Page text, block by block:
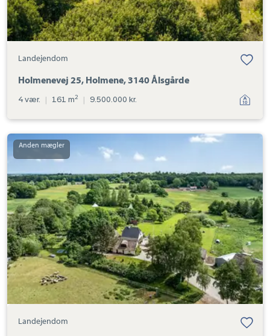
Landejendom
Holmenevej 25, Holmene, 3140 Ålsgårde
4 vær. | 161 m2 | 9.500.000 kr.
Landejendom:
Ryttermosevej
3230
Græsted
Landejendom